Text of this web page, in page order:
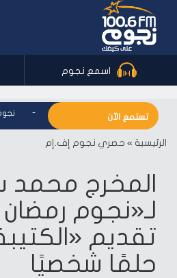
اسمع نجوم
تستمع الآن
نجوم اف ام - على كيفك
الرئيسية » حصري نجوم إف.إم
المخرج محمد
لـ«نجوم رمضان
حلمًا شخصيًا